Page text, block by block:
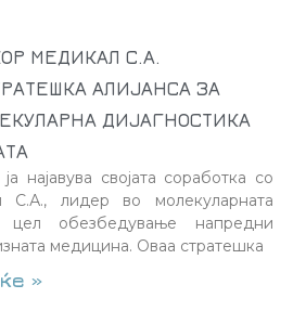
МЕДИКАЛ С.А.
АЛИЈАНСА ЗА
ДИЈАГНОСТИКА
најавува својата соработка со
С.А., лидер во молекуларната
цел обезбедување напредни
медицина. Оваа стратешка
»